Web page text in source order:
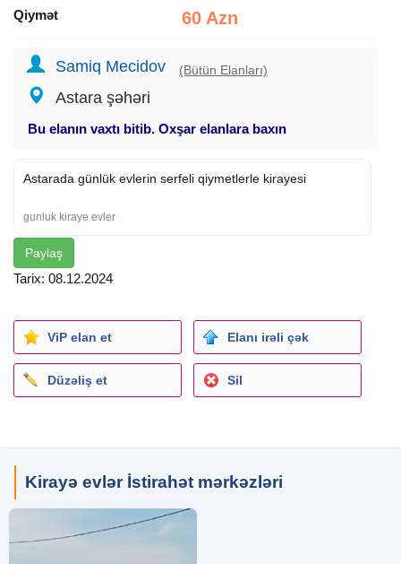
Qiymət 60 Azn
Samiq Mecidov (Bütün Elanları)
Astara şəhəri
Bu elanın vaxtı bitib. Oxşar elanlara baxın
Astarada günlük evlerin serfeli qiymetlerle kirayesi
gunluk kiraye evler
Paylaş
Tarix: 08.12.2024
ViP elan et Elanı irəli çək
Düzəliş et Sil
Kirayə evlər İstirahət mərkəzləri